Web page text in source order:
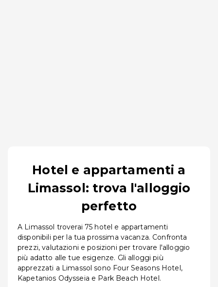
Hotel e appartamenti a
Limassol: trova l'alloggio
perfetto
A Limassol troverai 75 hotel e appartamenti
disponibili per la tua prossima vacanza. Confronta
prezzi, valutazioni e posizioni per trovare l'alloggio
più adatto alle tue esigenze. Gli alloggi più
apprezzati a Limassol sono Four Seasons Hotel,
Kapetanios Odysseia e Park Beach Hotel.